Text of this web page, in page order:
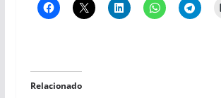
Relacionado